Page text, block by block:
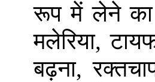
रूप में लेने
मलेरिया,
बढ़ना,